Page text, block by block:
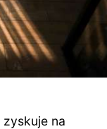
zyskuje na